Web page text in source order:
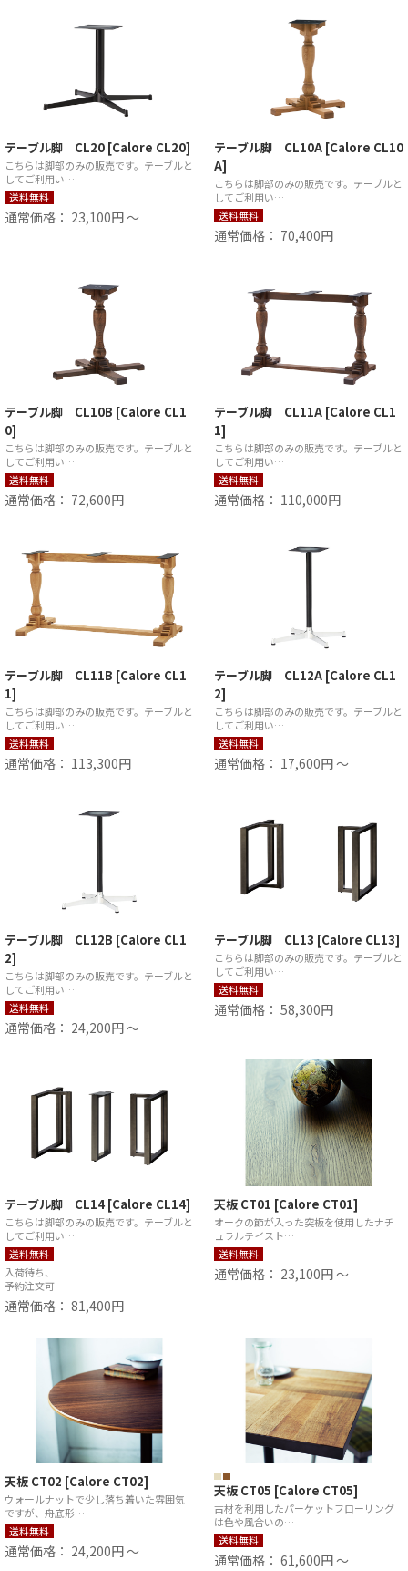
テーブル脚 CL20 [Calore CL20]
こちらは脚部のみの販売です。テーブルと
してご利用い…
送料無料
通常価格： 23,100円 ～
テーブル脚 CL10A [Calore CL10
A]
こちらは脚部のみの販売です。テーブルと
してご利用い…
送料無料
通常価格： 70,400円
テーブル脚 CL10B [Calore CL1
0]
こちらは脚部のみの販売です。テーブルと
してご利用い…
送料無料
通常価格： 72,600円
テーブル脚 CL11A [Calore CL1
1]
こちらは脚部のみの販売です。テーブルと
してご利用い…
送料無料
通常価格： 110,000円
テーブル脚 CL11B [Calore CL1
1]
こちらは脚部のみの販売です。テーブルと
してご利用い…
送料無料
通常価格： 113,300円
テーブル脚 CL12A [Calore CL1
2]
こちらは脚部のみの販売です。テーブルと
してご利用い…
送料無料
通常価格： 17,600円 ～
テーブル脚 CL12B [Calore CL1
2]
こちらは脚部のみの販売です。テーブルと
してご利用い…
送料無料
通常価格： 24,200円 ～
テーブル脚 CL13 [Calore CL13]
こちらは脚部のみの販売です。テーブルと
してご利用い…
送料無料
通常価格： 58,300円
テーブル脚 CL14 [Calore CL14]
こちらは脚部のみの販売です。テーブルと
してご利用い…
送料無料
入荷待ち、
予約注文可
通常価格： 81,400円
天板 CT01 [Calore CT01]
オークの節が入った突板を使用したナチ
ュラルテイスト…
送料無料
通常価格： 23,100円 ～
天板 CT02 [Calore CT02]
ウォールナットで少し落ち着いた雰囲気
ですが、舟底形…
送料無料
通常価格： 24,200円 ～
天板 CT05 [Calore CT05]
古材を利用したパーケットフローリング
は色や風合いの…
送料無料
通常価格： 61,600円 ～